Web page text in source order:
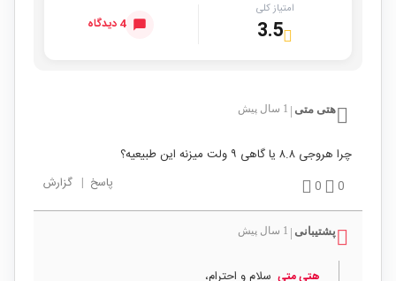
امتیاز کلی
3.5 4 دیدگاه
هتی متی 1 سال پیش
چرا هروجی ۸.۸ یا گاهی ۹ ولت میزنه این طبیعیه؟
0
0 پاسخ | گزارش
پشتیبانی 1 سال پیش
هتی متی سلام و احترام،